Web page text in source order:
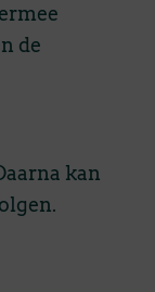
de
kan